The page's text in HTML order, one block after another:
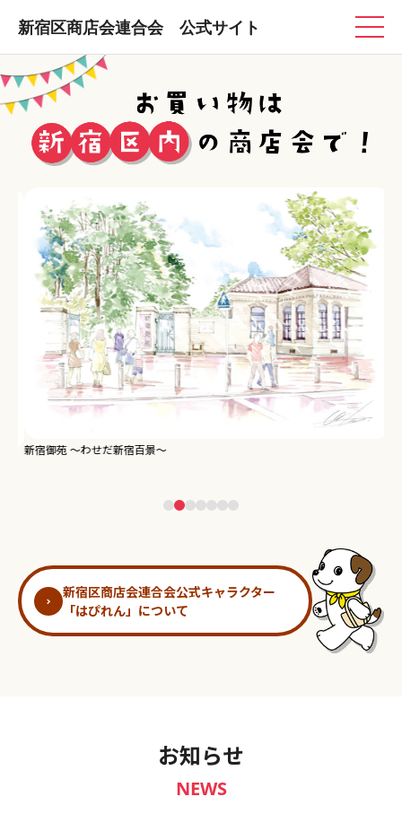
新宿区商店会連合会 公式サイト
新宿御苑 ～わせだ新宿百景～
新宿区商店会連合会公式キャラクター
「はぴれん」について
お知らせ
NEWS